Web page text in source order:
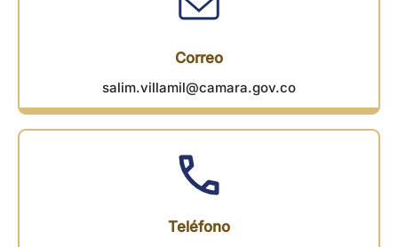
Correo
salim.villamil@camara.gov.co
Teléfono